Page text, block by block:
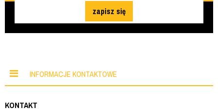
zapisz się
INFORMACJE KONTAKTOWE
KONTAKT